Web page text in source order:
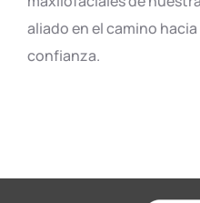
aliado en el camino
confianza.